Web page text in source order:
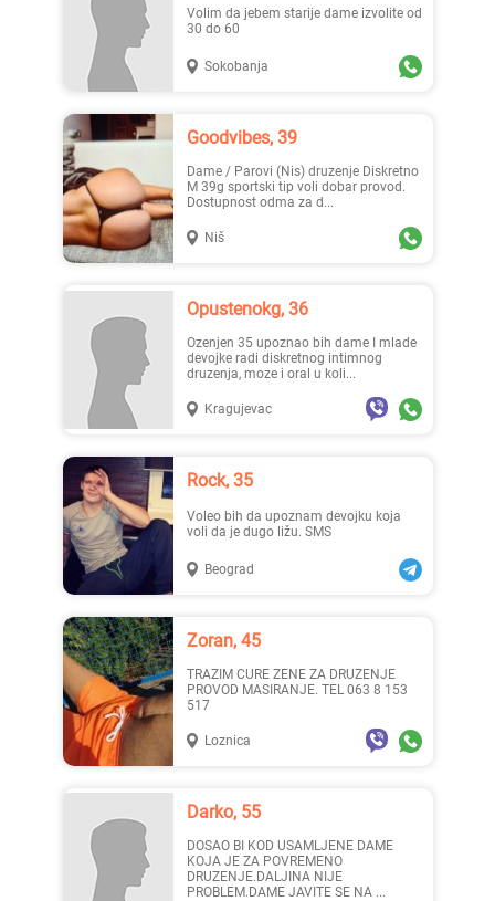
Volim da jebem starije dame izvolite od
30 do 60
Sokobanja
Goodvibes, 39
Dame / Parovi (Nis) druzenje Diskretno
M 39g sportski tip voli dobar provod.
Dostupnost odma za d...
Niš
Opustenokg, 36
ozenjen 35 upoznao bih dame I mlade
devojke radi diskretnog intimnog
druzenja, moze i oral u koli...
Kragujevac
Rock, 35
Voleo bih da upoznam devojku koja
voli da je dugo ližu. SMS
Beograd
Zoran, 45
TRAZIM CURE ZENE ZA DRUZENJE
PROVOD MASIRANJE. TEL 063 8 153
517
Loznica
Darko, 55
DOSAO BI KOD USAMLJENE DAME
KOJA JE ZA POVREMENO
DRUZENJE.DALJINA NIJE
PROBLEM.DAME JAVITE SE NA ...